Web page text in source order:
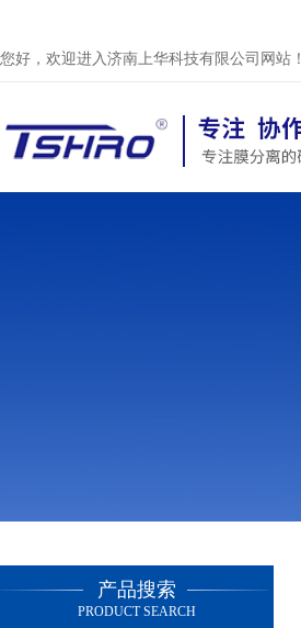
您好，欢迎进入济南上华科技有限公司网站！
产品搜索
PRODUCT SEARCH